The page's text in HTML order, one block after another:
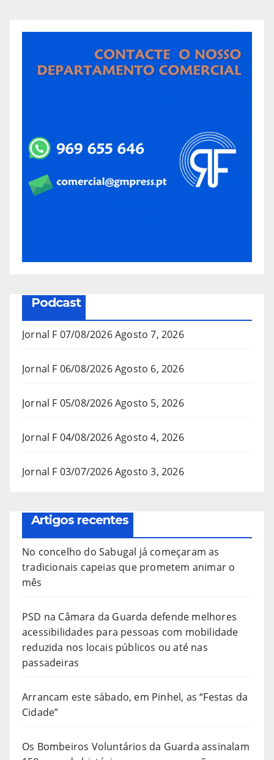
Podcast
Jornal F 07/08/2026Agosto 7, 2026
Jornal F 06/08/2026Agosto 6, 2026
Jornal F 05/08/2026Agosto 5, 2026
Jornal F 04/08/2026Agosto 4, 2026
Jornal F 03/07/2026Agosto 3, 2026
Artigos recentes
No concelho do Sabugal já começaram as
tradicionais capeias que prometem animar o
mês
PSD na Câmara da Guarda defende melhores
acessibilidades para pessoas com mobilidade
reduzida nos locais públicos ou até nas
passadeiras
Arrancam este sábado, em Pinhel, as “Festas da
Cidade”
Os Bombeiros Voluntários da Guarda assinalam